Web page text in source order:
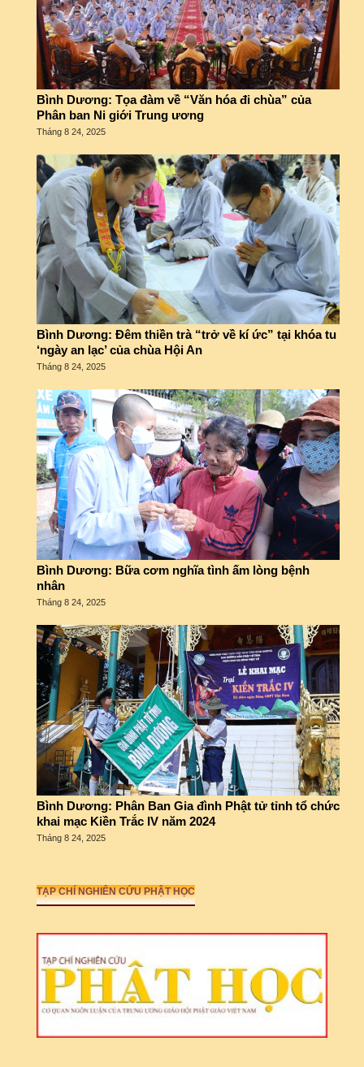
Bình Dương: Tọa đàm về “Văn hóa đi chùa” của
Phân ban Ni giới Trung ương
Tháng 8 24, 2025
Bình Dương: Đêm thiền trà “trở về kí ức” tại khóa tu
‘ngày an lạc’ của chùa Hội An
Tháng 8 24, 2025
Bình Dương: Bữa cơm nghĩa tình ấm lòng bệnh
nhân
Tháng 8 24, 2025
Bình Dương: Phân Ban Gia đình Phật tử tỉnh tổ chức
khai mạc Kiền Trắc IV năm 2024
Tháng 8 24, 2025
TẠP CHÍ NGHIÊN CỨU PHẬT HỌC